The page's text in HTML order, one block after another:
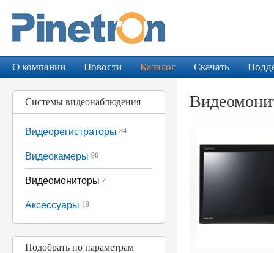
О компании Новости Каталог Скачать
Системы видеонаблюдения
Видеорегистраторы 84
Видеокамеры 90
Видеомониторы 7
Аксессуары 19
Подобрать по параметрам